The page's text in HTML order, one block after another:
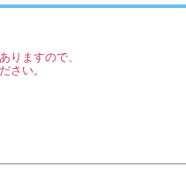
りますので、
さい。